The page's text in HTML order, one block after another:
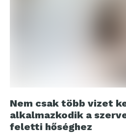
Nem csak több vizet
alkalmazkodik a
feletti hőséghez